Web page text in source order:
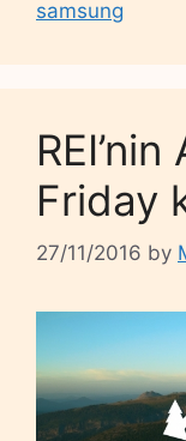
samsung
Friday
27/11/2016 by